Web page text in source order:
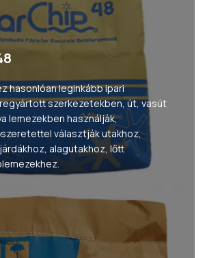
hasonlóan leginkább ipari
szerkezetekben, út, vasút
lemezekben használják,
választják utakhoz,
alagutakhoz, lőtt